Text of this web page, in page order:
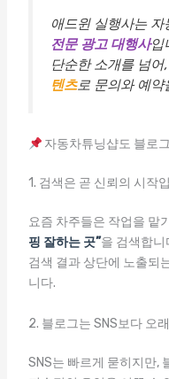
애드윈 실행사는
전문 광고 대행사입
단순한 소개를 넘어,
텐츠로 문의와 예약
자동차튜닝샵도 블로
1. 검색은 곧 신뢰의 시작
요즘 차주들은 작업을 맡
핑 잘하는 곳”을 검색합니
검색 결과 상단에 노출되
니다.
2. 블로그는 SNS보다 오
SNS는 빠르게 묻히지만,